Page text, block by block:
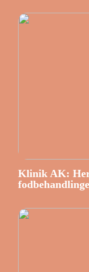
Klinik AK: Her